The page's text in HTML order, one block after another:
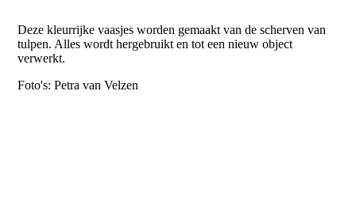
Deze kleurrijke vaasjes worden gemaakt van de scherven van
tulpen. Alles wordt hergebruikt en tot een nieuw object
verwerkt.
Foto's: Petra van Velzen